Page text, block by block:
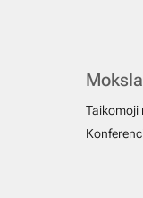
Taikomoji